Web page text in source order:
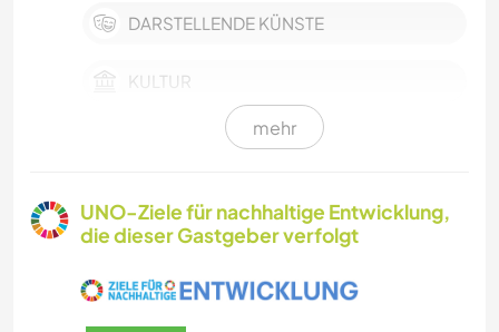
DARSTELLENDE KÜNSTE
KULTUR
FILM & FERNSEHEN
mehr
UNO-Ziele für nachhaltige Entwicklung,
die dieser Gastgeber verfolgt